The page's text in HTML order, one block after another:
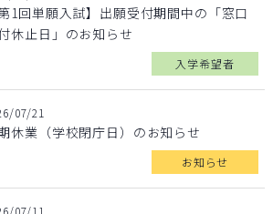
第1回単願入試】出願受付期間中の「窓口
休止日」のお知らせ
入学希望者
07/21
休業（学校閉庁日）のお知らせ
お知らせ
07/11